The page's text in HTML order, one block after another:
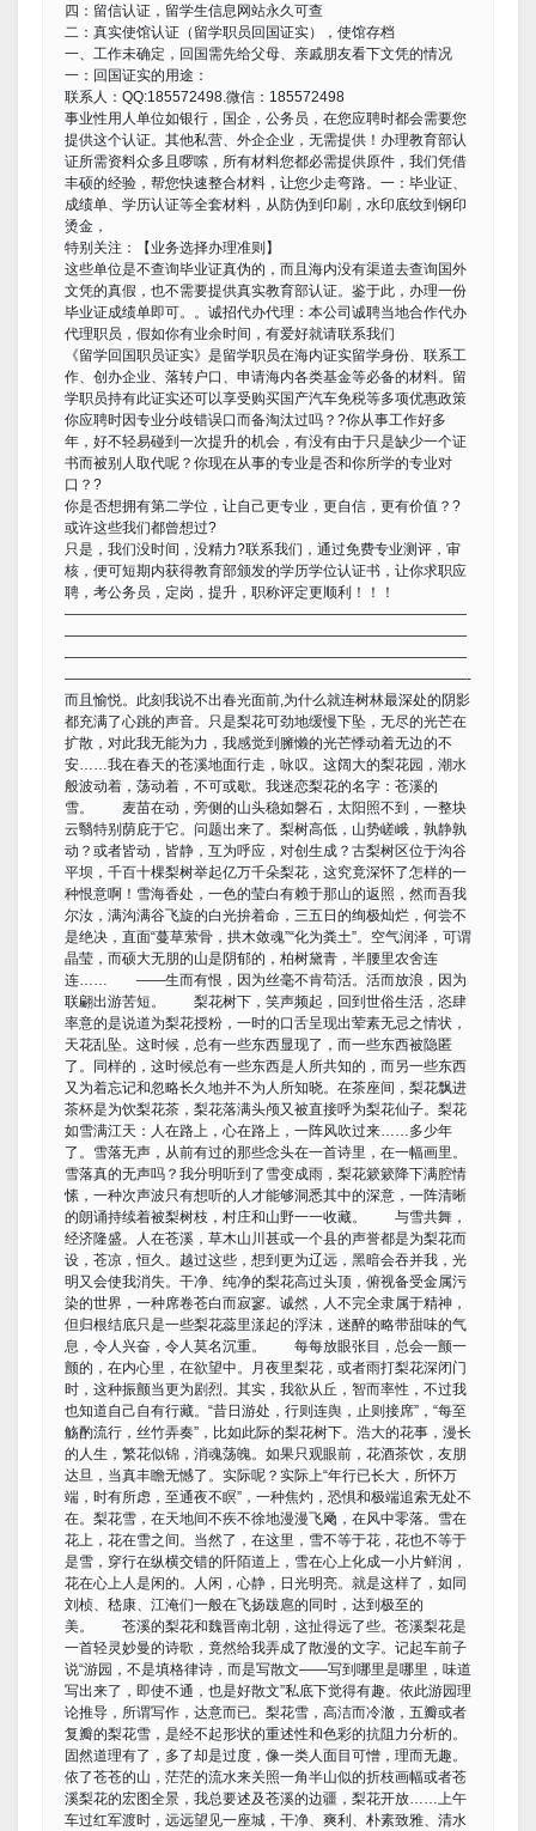
四：留信认证，留学生信息网站永久可查
二：真实使馆认证（留学职员回国证实），使馆存档
一、工作未确定，回国需先给父母、亲戚朋友看下文凭的情况
一：回国证实的用途：
联系人：QQ:185572498.微信：185572498
事业性用人单位如银行，国企，公务员，在您应聘时都会需要您
提供这个认证。其他私营、外企企业，无需提供！办理教育部认
证所需资料众多且啰嗦，所有材料您都必需提供原件，我们凭借
丰硕的经验，帮您快速整合材料，让您少走弯路。一：毕业证、
成绩单、学历认证等全套材料，从防伪到印刷，水印底纹到钢印
烫金，
特别关注：【业务选择办理准则】
这些单位是不查询毕业证真伪的，而且海内没有渠道去查询国外
文凭的真假，也不需要提供真实教育部认证。鉴于此，办理一份
毕业证成绩单即可。。诚招代办代理：本公司诚聘当地合作代办
代理职员，假如你有业余时间，有爱好就请联系我们
《留学回国职员证实》是留学职员在海内证实留学身份、联系工
作、创办企业、落转户口、申请海内各类基金等必备的材料。留
学职员持有此证实还可以享受购买国产汽车免税等多项优惠政策
你应聘时因专业分歧错误口而备淘汰过吗？?你从事工作好多
年，好不轻易碰到一次提升的机会，有没有由于只是缺少一个证
书而被别人取代呢？你现在从事的专业是否和你所学的专业对
口？?
你是否想拥有第二学位，让自己更专业，更自信，更有价值？?
或许这些我们都曾想过?
只是，我们没时间，没精力?联系我们，通过免费专业测评，审
核，便可短期内获得教育部颁发的学历学位认证书，让你求职应
聘，考公务员，定岗，提升，职称评定更顺利！！！
————————————————————————————
————————————————————————————
————————————————————————————
————————————————————————————-
而且愉悦。此刻我说不出春光面前,为什么就连树林最深处的阴影
都充满了心跳的声音。只是梨花可劲地缓慢下坠，无尽的光芒在
扩散，对此我无能为力，我感觉到臃懒的光芒悸动着无边的不
安……我在春天的苍溪地面行走，咏叹。这阔大的梨花园，潮水
般波动着，荡动着，不可或歇。我迷恋梨花的名字：苍溪的
雪。 麦苗在动，旁侧的山头稳如磐石，太阳照不到，一整块
云翳特别荫庇于它。问题出来了。梨树高低，山势嵯峨，孰静孰
动？或者皆动，皆静，互为呼应，对创生成？古梨树区位于沟谷
平坝，千百十棵梨树举起亿万千朵梨花，这究竟深怀了怎样的一
种恨意啊！雪海香处，一色的莹白有赖于那山的返照，然而吾我
尔汝，满沟满谷飞旋的白光拚着命，三五日的绚极灿烂，何尝不
是绝决，直面“蔓草萦骨，拱木敛魂”“化为粪土”。空气润泽，可谓
晶莹，而硕大无朋的山是阴郁的，柏树黛青，半腰里农舍连
连…… ——生而有恨，因为丝毫不肯苟活。活而放浪，因为
联翩出游苦短。 梨花树下，笑声频起，回到世俗生活，恣肆
率意的是说道为梨花授粉，一时的口舌呈现出荤素无忌之情状，
天花乱坠。这时候，总有一些东西显现了，而一些东西被隐匿
了。同样的，这时候总有一些东西是人所共知的，而另一些东西
又为着忘记和忽略长久地并不为人所知晓。在茶座间，梨花飘进
茶杯是为饮梨花茶，梨花落满头颅又被直接呼为梨花仙子。梨花
如雪满江天：人在路上，心在路上，一阵风吹过来……多少年
了。雪落无声，从前有过的那些念头在一首诗里，在一幅画里。
雪落真的无声吗？我分明听到了雪变成雨，梨花簌簌降下满腔情
愫，一种次声波只有想听的人才能够洞悉其中的深意，一阵清晰
的朗诵持续着被梨树枝，村庄和山野一一收藏。 与雪共舞，
经济隆盛。人在苍溪，草木山川甚或一个县的声誉都是为梨花而
设，苍凉，恒久。越过这些，想到更为辽远，黑暗会吞并我，光
明又会使我消失。干净、纯净的梨花高过头顶，俯视备受金属污
染的世界，一种席卷苍白而寂寥。诚然，人不完全隶属于精神，
但归根结底只是一些梨花蕊里漾起的浮沫，迷醉的略带甜味的气
息，令人兴奋，令人莫名沉重。 每每放眼张目，总会一颤一
颤的，在内心里，在欲望中。月夜里梨花，或者雨打梨花深闭门
时，这种振颤当更为剧烈。其实，我欲从丘，智而率性，不过我
也知道自己自有行藏。“昔日游处，行则连舆，止则接席”，“每至
觞酌流行，丝竹弄奏”，比如此际的梨花树下。浩大的花事，漫长
的人生，繁花似锦，消魂荡魄。如果只观眼前，花酒茶饮，友朋
达旦，当真丰瞻无憾了。实际呢？实际上“年行已长大，所怀万
端，时有所虑，至通夜不瞑”，一种焦灼，恐惧和极端追索无处不
在。梨花雪，在天地间不疾不徐地漫漫飞飏，在风中零落。雪在
花上，花在雪之间。当然了，在这里，雪不等于花，花也不等于
是雪，穿行在纵横交错的阡陌道上，雪在心上化成一小片鲜润，
花在心上人是闲的。人闲，心静，日光明亮。就是这样了，如同
刘桢、嵇康、江淹们一般在飞扬跋扈的同时，达到极至的
美。 苍溪的梨花和魏晋南北朝，这扯得远了些。苍溪梨花是
一首轻灵妙曼的诗歌，竟然给我弄成了散漫的文字。记起车前子
说“游园，不是填格律诗，而是写散文——写到哪里是哪里，味道
写出来了，即使不通，也是好散文”私底下觉得有趣。依此游园理
论推导，所谓写作，达意而已。梨花雪，高洁而冷澈，五瓣或者
复瓣的梨花雪，是经不起形状的重述性和色彩的抗阻力分析的。
固然道理有了，多了却是过度，像一类人面目可憎，理而无趣。
依了苍苍的山，茫茫的流水来关照一角半山似的折枝画幅或者苍
溪梨花的宏图全景，我总要述及苍溪的边疆，梨花开放……上午
车过红军渡时，远远望见一座城，干净、爽利、朴素致雅、清水